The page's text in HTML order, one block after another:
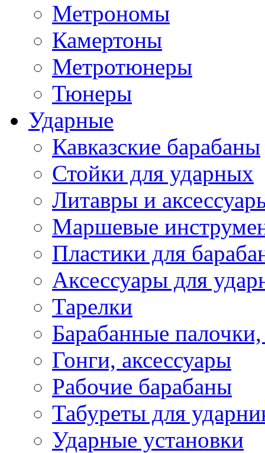
Метрономы
Камертоны
Метротюнеры
Тюнеры
Ударные
Кавказские барабаны
Стойки для ударных
Литавры и
Маршевые
Пластики для
Аксессуары для
Тарелки
Барабанные палочки,
Гонги, аксессуары
Рабочие барабаны
Табуреты для
Ударные установки